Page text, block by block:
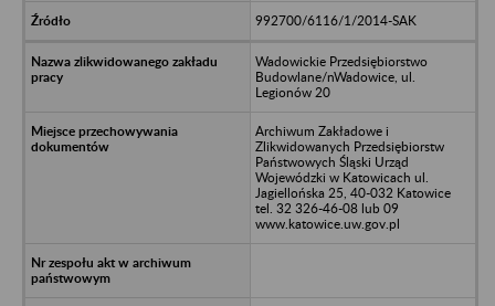
992700/6116/1/2014-SAK
Wadowickie Przedsiębiorstwo
Budowlane/nWadowice, ul.
Legionów 20
Archiwum Zakładowe i
Zlikwidowanych Przedsiębiorstw
Państwowych Śląski Urząd
Wojewódzki w Katowicach ul.
Jagiellońska 25, 40-032 Katowice
tel. 32 326-46-08 lub 09
www.katowice.uw.gov.pl